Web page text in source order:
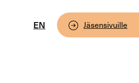
EN Jäsensivuille